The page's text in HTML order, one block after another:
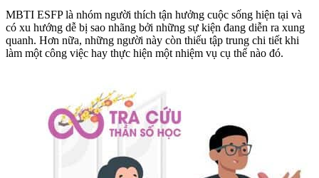
MBTI ESFP là nhóm người thích tận hưởng cuộc sống hiện tại và
có xu hướng dễ bị sao nhãng bởi những sự kiện đang diễn ra xung
quanh. Hơn nữa, những người này còn thiếu tập trung chi tiết khi
làm một công việc hay thực hiện một nhiệm vụ cụ thể nào đó.